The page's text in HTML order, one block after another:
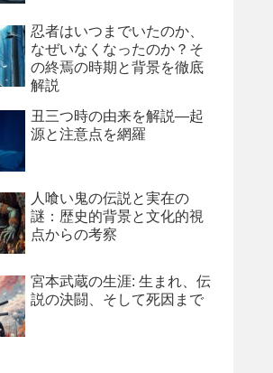
忍者はいつまでいたのか、
なぜいなくなったのか？そ
の終焉の時期と背景を徹底
解説
丑三つ時の由来を解説―起
源と注意点を網羅
人喰い鬼の伝説と実在の
謎：歴史的背景と文化的視
点からの考察
宮本武蔵の生涯: 生まれ、伝
説の決闘、そして死因まで